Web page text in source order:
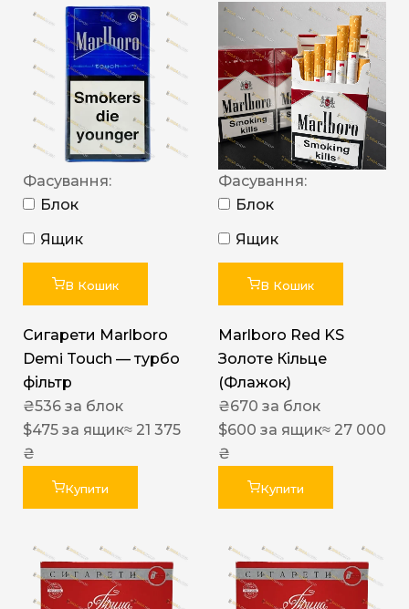
Фасування:
Блок
Ящик
В Кошик
Сигарети Marlboro
Demi Touch — турбо
фільтр
₴536 за блок
$475 за ящик≈ 21 375
₴
Купити
Фасування:
Блок
Ящик
В Кошик
Marlboro Red KS
Золоте Кільце
(Флажок)
₴670 за блок
$600 за ящик≈ 27 000
₴
Купити